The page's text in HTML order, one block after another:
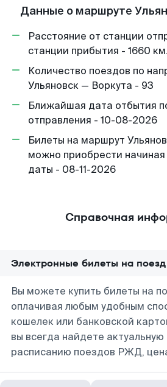
Данные о маршруте
Расстояние от станции
станции прибытия - 1660 км.
Количество поездов по
Ульяновск — Воркута - 93
Ближайшая дата отбытия
отправления - 10-08-2026
Билеты на маршрут
можно приобрести
даты - 08-11-2026
Справочная
Электронные билеты на
Вы можете купить билеты на
оплачивая любым удобным
кошелек или банковской
вы всегда найдете
расписанию поездов РЖД,